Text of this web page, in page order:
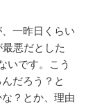
一昨日くらい
悪だとした
いです。こう
だろう？と
？とか、理由